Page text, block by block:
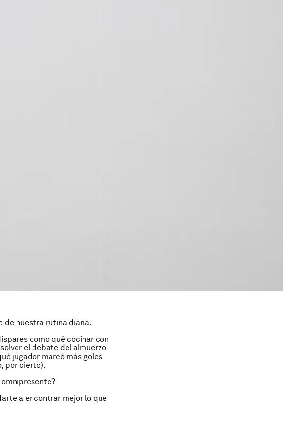
de nuestra rutina diaria.
como qué cocinar con
el debate del almuerzo
jugador marcó más goles
por cierto).
a encontrar mejor lo que